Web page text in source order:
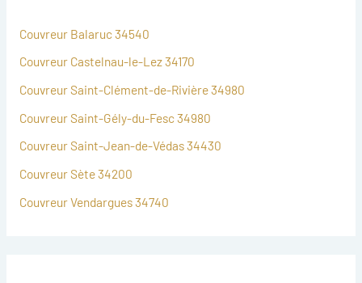
Couvreur Balaruc 34540
Couvreur Castelnau-le-Lez 34170
Couvreur Saint-Clément-de-Rivière 34980
Couvreur Saint-Gély-du-Fesc 34980
Couvreur Saint-Jean-de-Védas 34430
Couvreur Sète 34200
Couvreur Vendargues 34740